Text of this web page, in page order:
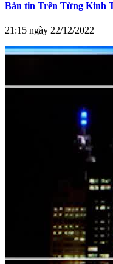
Bản tin Trên Từng Kinh
21:15 ngày 22/12/2022